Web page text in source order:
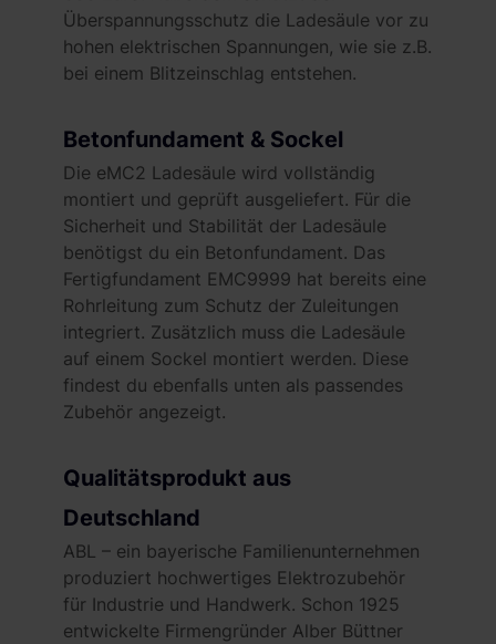
hast oder die sie im Rahmen deiner Nutzung der Dienste
gesammelt haben. Weitere Informationen findest du in
unserer Datenschutzerklärung und unserem
Überspannungsschutz die Ladesäule vor zu
hohen elektrischen Spannungen, wie sie z.B.
bei einem Blitzeinschlag entstehen.
Betonfundament & Sockel
Die eMC2 Ladesäule wird vollständig
montiert und geprüft ausgeliefert. Für die
Sicherheit und Stabilität der Ladesäule
benötigst du ein Betonfundament. Das
Fertigfundament EMC9999 hat bereits eine
Rohrleitung zum Schutz der Zuleitungen
integriert. Zusätzlich muss die Ladesäule
auf einem Sockel montiert werden. Diese
findest du ebenfalls unten als passendes
Zubehör angezeigt.
Qualitätsprodukt aus
Deutschland
ABL – ein bayerische Familienunternehmen
produziert hochwertiges Elektrozubehör
für Industrie und Handwerk. Schon 1925
entwickelte Firmengründer Alber Büttner